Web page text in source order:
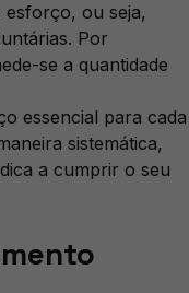
esforço, ou seja,
Por
se a quantidade
essencial para cada
sistemática,
a cumprir o seu